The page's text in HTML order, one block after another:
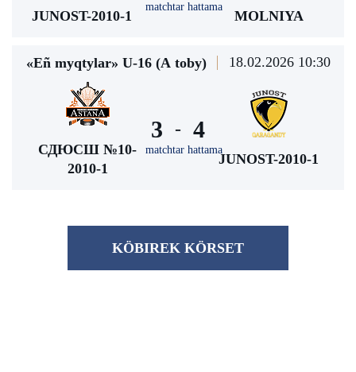
JUNOST-2010-1
matchtar hattama
MOLNIYA
«Eñ myqtylar» U-16 (А toby) 18.02.2026 10:30
СДЮСШ №10-
2010-1
3 -
matchtar hattama
4
JUNOST-2010-1
KÖBІREK KÖRSET